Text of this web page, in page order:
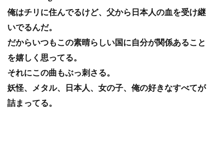
俺はチリに住んでるけど、父から日本人の血を受け継
いでるんだ。
だからいつもこの素晴らしい国に自分が関係あること
を嬉しく思ってる。
それにこの曲もぶっ刺さる。
妖怪、メタル、日本人、女の子、俺の好きなすべてが
詰まってる。